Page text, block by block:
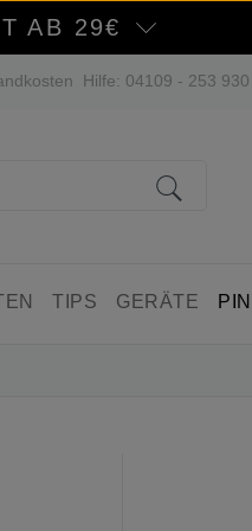
AB 29€
Hilfe: 04109 - 253 930
TIPS GERÄTE